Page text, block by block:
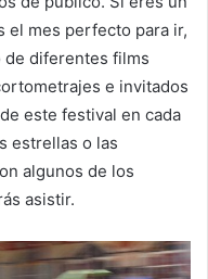
el mes perfecto para ir,
diferentes films
e invitados
este festival en cada
estrellas o las
algunos de los
asistir.